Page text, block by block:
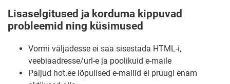
Lisaselgitused ja korduma kippuvad
probleemid ning küsimused
Vormi väljadesse ei saa sisestada HTML-i,
veebiaadresse/url-e ja poolikuid e-maile
Paljud hot.ee lõpulised e-mailid ei pruugi enam